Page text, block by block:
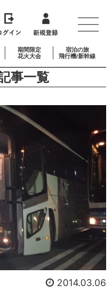
期間限定
花火大会
宿泊の旅
飛行機/新幹線
事一覧
2014.03.06